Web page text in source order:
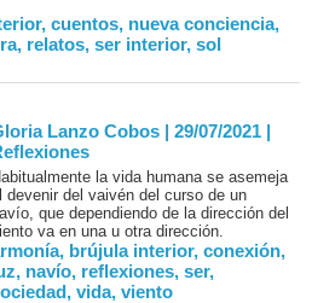
, cuentos, nueva conciencia,
, relatos, ser interior, sol
Lanzo Cobos | 29/07/2021 |
la vida humana se asemeja
devenir del vaivén del curso de un
que dependiendo de la dirección del
va en una u otra dirección.
, brújula interior,conexión,
, navío, reflexiones,ser,
,vida,viento